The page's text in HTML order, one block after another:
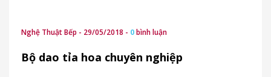
Nghệ Thuật Bếp - 29/05/2018 - 0bình luận
Bộ dao tỉa hoa chuyên nghiệp